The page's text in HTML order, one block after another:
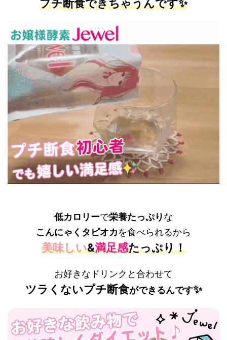
プチ断食できちゃうんです✨
低カロリーで栄養たっぷりな
こんにゃくタピオカを食べられるから
美味しい&満足感たっぷり！
お好きなドリンクと合わせて
ツラくないプチ断食ができるんです✨